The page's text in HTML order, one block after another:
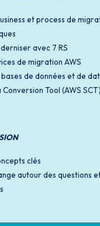
et process de
avec 7 RS
de migration AWS
de données et de
Conversion Tool (AWS SCT)
clés
autour des questions